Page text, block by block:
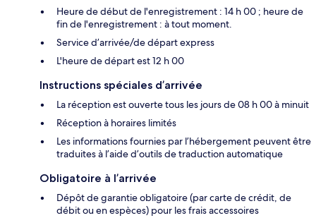
Heure de début de l'enregistrement : 14 h 00 ; heure de
fin de l'enregistrement : à tout moment.
Service d’arrivée/de départ express
L'heure de départ est 12 h 00
Instructions spéciales d’arrivée
La réception est ouverte tous les jours de 08 h 00 à minuit
Réception à horaires limités
Les informations fournies par l’hébergement peuvent être
traduites à l’aide d’outils de traduction automatique
Obligatoire à l’arrivée
Dépôt de garantie obligatoire (par carte de crédit, de
débit ou en espèces) pour les frais accessoires